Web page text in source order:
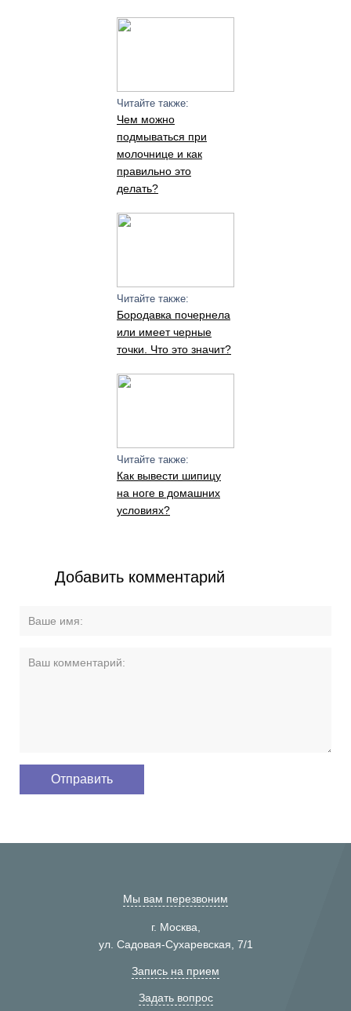
Читайте также:
Чем можно
подмываться при
молочнице и как
правильно это
делать?
Читайте также:
Бородавка почернела
или имеет черные
точки. Что это значит?
Читайте также:
Как вывести шипицу
на ноге в домашних
условиях?
Добавить комментарий
Мы вам перезвоним
г. Москва,
ул. Садовая-Сухаревская, 7/1
Запись на прием
Задать вопрос